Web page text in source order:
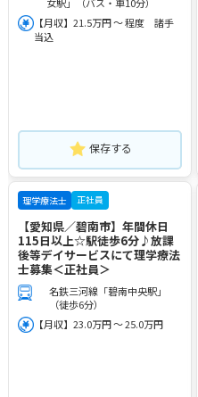
【月収】21.5万円 ～ 程度 諸手
当込
保存する
理学療法士 正社員
【愛知県／碧南市】年間休日
115日以上☆駅徒歩6分♪放課
後等デイサービスにて理学療法
士募集＜正社員＞
名鉄三河線「碧南中央駅」
（徒歩6分）
【月収】23.0万円 ～ 25.0万円